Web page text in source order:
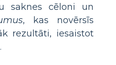
saknes cēloni un
, kas novērsīs
rezultāti, iesaistot